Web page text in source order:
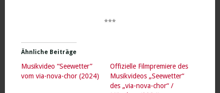
***
Ähnliche Beiträge
Musikvideo “Seewetter”
vom via-nova-chor (2024)
Offizielle Filmpremiere des
Musikvideos „Seewetter“
des „via-nova-chor“ /